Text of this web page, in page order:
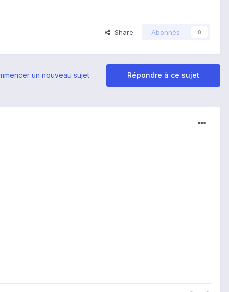
Share Abonnés 0
Répondre à ce sujet
un nouveau sujet